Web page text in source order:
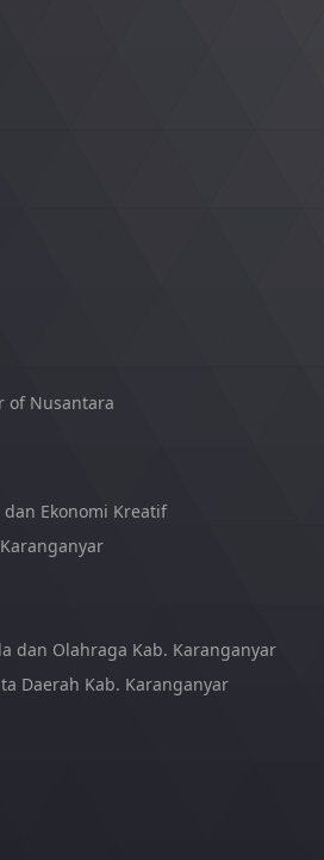
of Nusantara
Ekonomi Kreatif
dan Olahraga Kab. Karanganyar
Daerah Kab. Karanganyar